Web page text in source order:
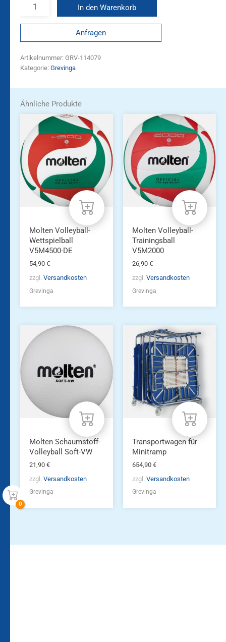
In den Warenkorb
Anfragen
Artikelnummer: GRV-114079
Kategorie: Grevinga
Ähnliche Produkte
Molten Volleyball-
Wettspielball
V5M4500-DE
54,90 €
zzgl. Versandkosten
Grevinga
Molten Volleyball-
Trainingsball
V5M2000
26,90 €
zzgl. Versandkosten
Grevinga
Molten Schaumstoff-
Volleyball Soft-VW
21,90 €
zzgl. Versandkosten
Grevinga
Transportwagen für
Minitramp
654,90 €
zzgl. Versandkosten
Grevinga